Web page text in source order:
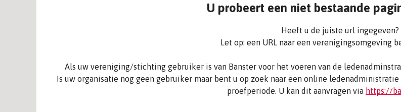
U probeert een niet bestaande
Heeft u de juiste url ingegeven?
Let op: een URL naar een verenigingsomgeving
Als uw vereniging/stichting gebruiker is van Banster voor het voeren van de
Is uw organisatie nog geen gebruiker maar bent u op zoek naar een online
proefperiode. U kan dit aanvragen via https://